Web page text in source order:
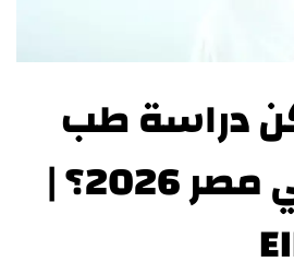
دراسة طب
التجميل في مصر 2026؟ |